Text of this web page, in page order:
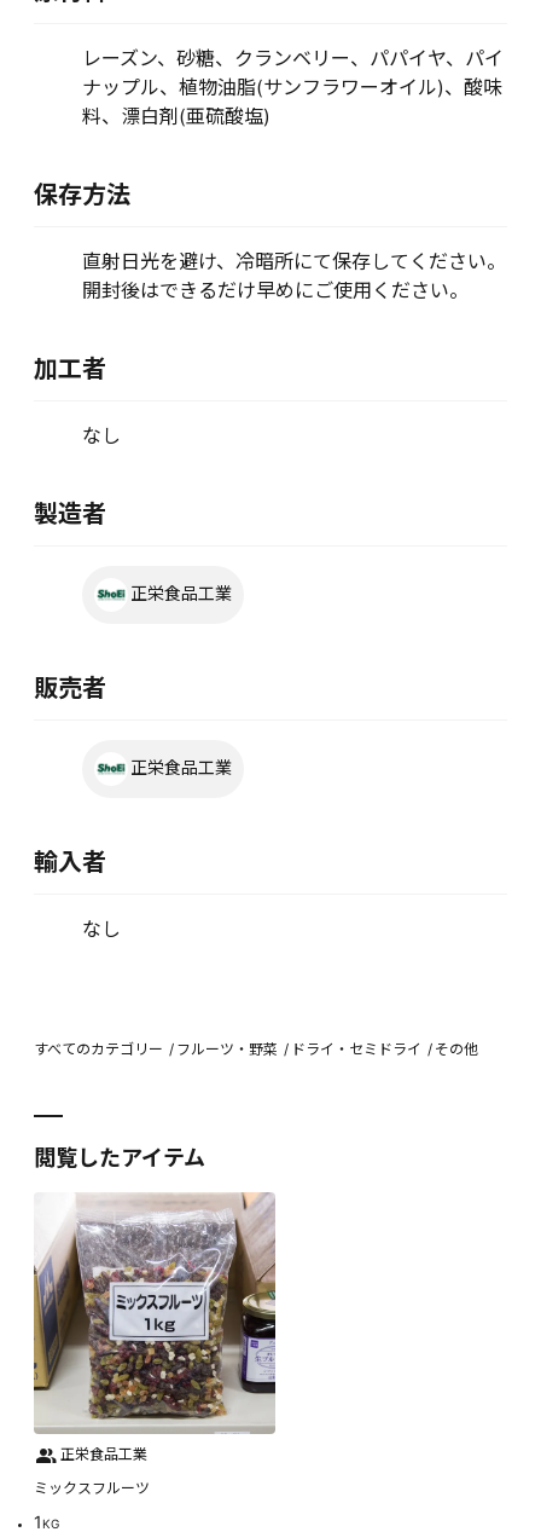
レーズン、砂糖、クランベリー、パパイヤ、パイ
ナップル、植物油脂(サンフラワーオイル)、酸味
料、漂白剤(亜硫酸塩)
保存方法
直射日光を避け、冷暗所にて保存してください。
開封後はできるだけ早めにご使用ください。
加工者
なし
製造者
正栄食品工業
販売者
正栄食品工業
輸入者
なし
すべてのカテゴリー フルーツ・野菜 ドライ・セミドライ その他
閲覧したアイテム
正栄食品工業
ミックスフルーツ
1KG